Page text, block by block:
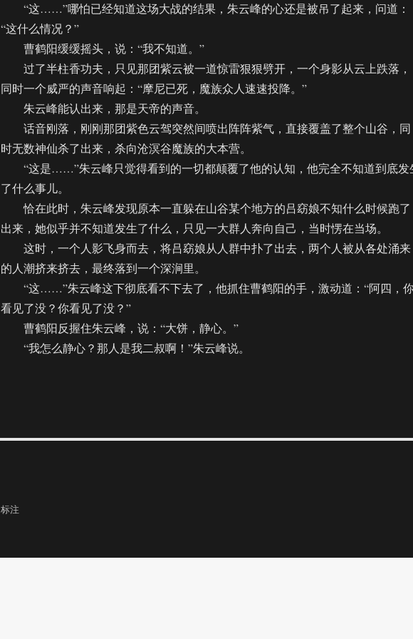
“这……”哪怕已经知道这场大战的结果，朱云峰的心还是被吊了起来，问道：
“这什么情况？”
曹鹤阳缓缓摇头，说：“我不知道。”
过了半柱香功夫，只见那团紫云被一道惊雷狠狠劈开，一个身影从云上跌落，
同时一个威严的声音响起：“摩尼已死，魔族众人速速投降。”
朱云峰能认出来，那是天帝的声音。
话音刚落，刚刚那团紫色云驾突然间喷出阵阵紫气，直接覆盖了整个山谷，同
时无数神仙杀了出来，杀向沧溟谷魔族的大本营。
“这是……”朱云峰只觉得看到的一切都颠覆了他的认知，他完全不知道到底发
了什么事儿。
恰在此时，朱云峰发现原本一直躲在山谷某个地方的吕窈娘不知什么时候跑了
出来，她似乎并不知道发生了什么，只见一大群人奔向自己，当时愣在当场。
这时，一个人影飞身而去，将吕窈娘从人群中扑了出去，两个人被从各处涌来
的人潮挤来挤去，最终落到一个深涧里。
“这……”朱云峰这下彻底看不下去了，他抓住曹鹤阳的手，激动道：“阿四，
看见了没？你看见了没？”
曹鹤阳反握住朱云峰，说：“大饼，静心。”
“我怎么静心？那人是我二叔啊！”朱云峰说。
标注